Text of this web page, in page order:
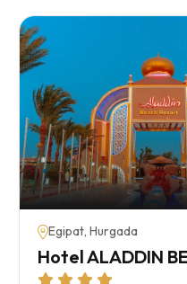
Egipat, Hurgada
Hotel ALADDIN